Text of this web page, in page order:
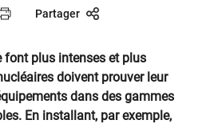
Partager
font plus intenses et plus
doivent prouver leur
dans des gammes
En installant, par exemple,